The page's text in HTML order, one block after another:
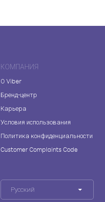
КОМПАНИЯ
О Viber
Бренд-центр
Карьера
Условия использования
Политика конфиденциальности
Customer Complaints Code
Русский